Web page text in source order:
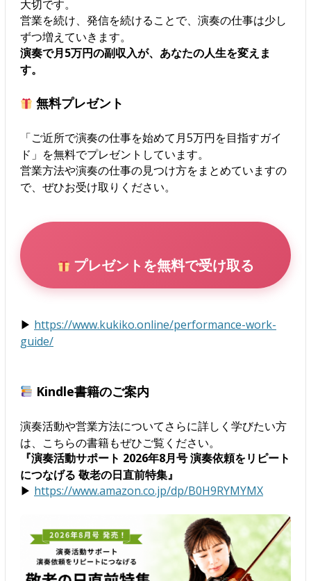
大切です。
営業を続け、発信を続けることで、演奏の仕事は少し
ずつ増えていきます。
演奏で月5万円の副収入が、あなたの人生を変えま
す。
無料プレゼント
「ご近所で演奏の仕事を始めて月5万円を目指すガイ
ド」を無料でプレゼントしています。
営業方法や演奏の仕事の見つけ方をまとめていますの
で、ぜひお受け取りください。
プレゼントを無料で受け取る
▶ https://www.kukiko.online/performance-work-
guide/
Kindle書籍のご案内
演奏活動や営業方法についてさらに詳しく学びたい方
は、こちらの書籍もぜひご覧ください。
『演奏活動サポート 2026年8月号 演奏依頼をリピート
につなげる 敬老の日直前特集』
▶ https://www.amazon.co.jp/dp/B0H9RYMYMX